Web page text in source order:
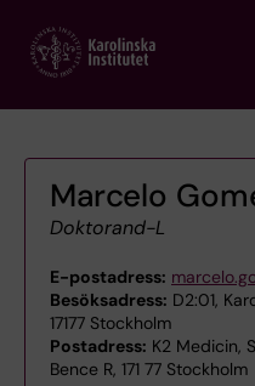
main
Marcelo
Doktorand-L
E-postadress:
Besöksadress: D2:01,
17177 Stockholm
Postadress: K2 Medicin,
Bence R, 171 77 Stockholm